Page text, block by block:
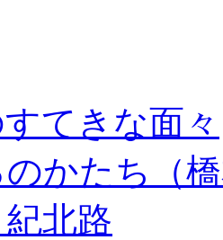
てきな面々
かたち（
北路